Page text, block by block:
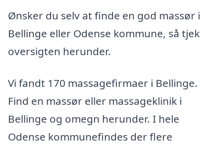
Ønsker du selv at finde en god massør i
Bellinge eller Odense kommune, så tjek
oversigten herunder.
Vi fandt 170 massagefirmaer i Bellinge.
Find en massør eller massageklinik i
Bellinge og omegn herunder. I hele
Odense kommunefindes der flere